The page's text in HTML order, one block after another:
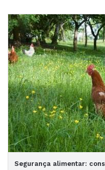
Segurança alimentar: